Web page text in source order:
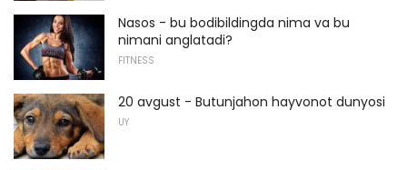
Nasos - bu bodibildingda nima va bu
nimani anglatadi?
FITNESS
20 avgust - Butunjahon hayvonot dunyosi
UY